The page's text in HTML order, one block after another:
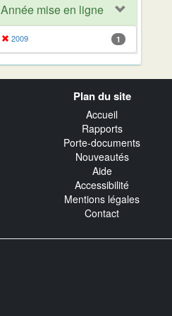
Année mise en ligne
2009 1
Plan du site
Accueil
Rapports
Porte-documents
Nouveautés
Aide
Accessibilité
Mentions légales
Contact